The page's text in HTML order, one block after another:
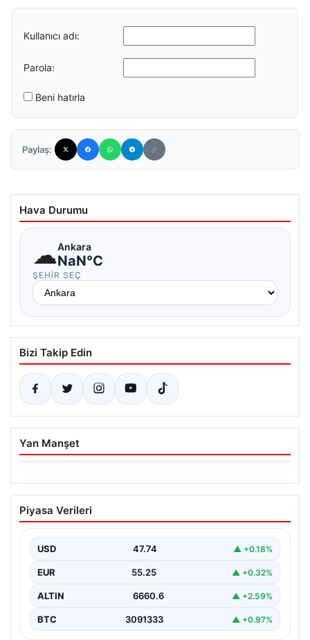
Kullanıcı adı:
Parola:
Beni hatırla
Paylaş:
Hava Durumu
☁Ankara
NaN°C
ŞEHIR SEÇ
Bizi Takip Edin
Yan Manşet
06.08.2026
Altın fiyatları canlı 14 Nisan 2026: Altın
fiyatları ne kadar oldu? Gram, çeyrek,
fiyatları
Piyasa Verileri
USD 47.74 ▲ +0.18%
EUR 55.25 ▲ +0.32%
ALTIN 6660.6 ▲ +2.59%
BTC 3091333 ▲ +0.97%